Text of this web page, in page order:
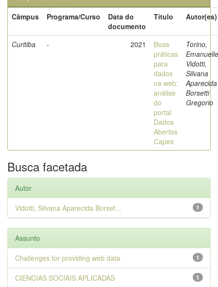
Câmpus
Programa/Curso
Data do
documento
Título Autor(es)
Curitiba - 2021
Boas
práticas
para
dados
na web:
análise
do
portal
Dados
Abertos
Capes
Torino,
Vidotti,
Silvana
Aparecida
Borsetti
Gregorio
Busca facetada
Autor
1
Vidotti, Silvana Aparecida Borset...
Assunto
1
Challenges for providing web data
1
CIENCIAS SOCIAIS APLICADAS